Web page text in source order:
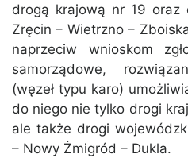
drogą krajową nr 19 oraz
Zręcin – Wietrzno –
naprzeciw wnioskom
samorządowe,
(węzeł typu karo)
do niego nie tylko drogi
ale także drogi
– Nowy Żmigród – Dukla.